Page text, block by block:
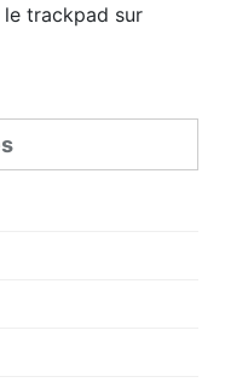
trackpad sur